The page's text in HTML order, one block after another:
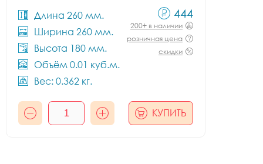
Длина 260 мм.
Ширина 260 мм.
Высота 180 мм.
Объём 0.01 куб.м.
Вес: 0.362 кг.
444
200+ в наличии
розничная цена
скидки
КУПИТЬ